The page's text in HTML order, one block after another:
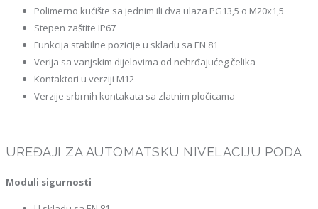
Polimerno kućište sa jednim ili dva ulaza PG13,5 o M20x1,5
Stepen zaštite IP67
Funkcija stabilne pozicije u skladu sa EN 81
Verija sa vanjskim dijelovima od nehrđajućeg čelika
Kontaktori u verziji M12
Verzije srbrnih kontakata sa zlatnim pločicama
UREĐAJI ZA AUTOMATSKU NIVELACIJU PODA
Moduli sigurnosti